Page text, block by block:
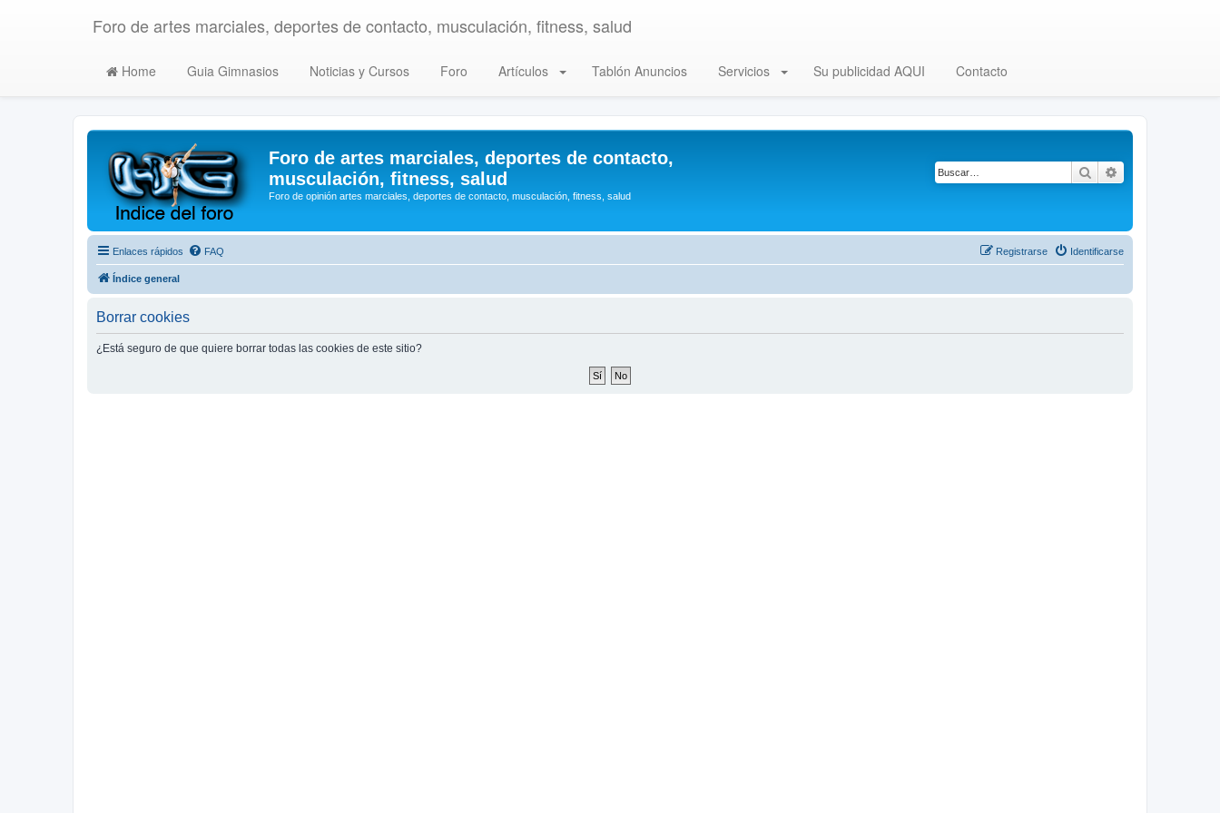
Foro de artes marciales, deportes de contacto, musculación, fitness, salud
Home Guia Gimnasios Noticias y Cursos Foro Artículos Tablón Anuncios Servicios Su publicidad AQUI Contacto
Foro de artes marciales, deportes de contacto,
musculación, fitness, salud
Foro de opinión artes marciales, deportes de contacto, musculación, fitness, salud
Buscar
Enlaces rápidos FAQ Identificarse
Registrarse
Índice general
Borrar cookies
¿Está seguro de que quiere borrar todas las cookies de este sitio?